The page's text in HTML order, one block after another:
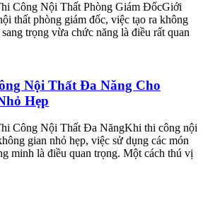
Công Nội Thất Phòng Giám ĐốcGiới
thất phòng giám đốc, việc tạo ra không
trọng vừa chức năng là điều rất quan
Nội Thất Đa Năng Cho
Hẹp
Công Nội Thất Đa NăngKhi thi công nội
gian nhỏ hẹp, việc sử dụng các món
minh là điều quan trọng. Một cách thú vị